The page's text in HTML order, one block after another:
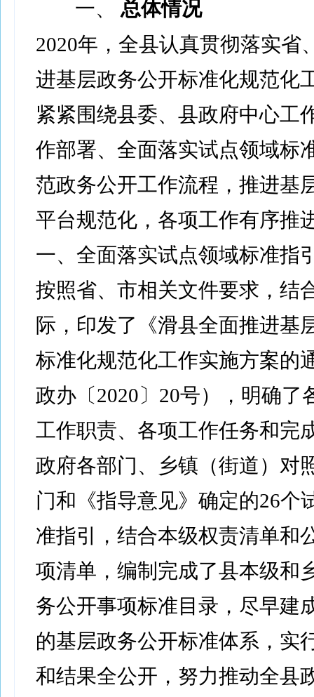
一、 总体情况
2020年，全县认真贯彻落实省
进基层政务公开标准化规范化
紧紧围绕县委、县政府中心工
作部署、全面落实试点领域标
范政务公开工作流程，推进基
平台规范化，各项工作有序推
一、全面落实试点领域标准指
按照省、市相关文件要求，结
际，印发了《滑县全面推进基
标准化规范化工作实施方案的
政办〔2020〕20号），明确了
工作职责、各项工作任务和完
政府各部门、乡镇（街道）对
门和《指导意见》确定的26个
准指引，结合本级权责清单和
项清单，编制完成了县本级和
务公开事项标准目录，尽早建
的基层政务公开标准体系，实
和结果全公开，努力推动全县